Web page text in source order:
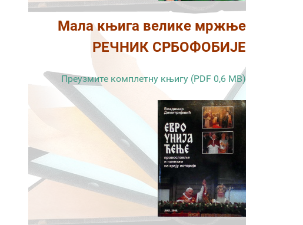
Мала књига велике мржње
РЕЧНИК СРБОФОБИЈЕ
Преузмите комплетну књигу (PDF 0,6 MB)